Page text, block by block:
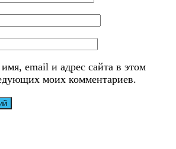
email и адрес сайта в этом
моих комментариев.